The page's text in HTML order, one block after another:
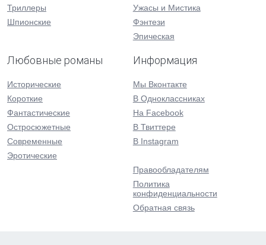
Триллеры
Шпионские
Ужасы и Мистика
Фэнтези
Эпическая
Любовные романы
Исторические
Короткие
Фантастические
Остросюжетные
Современные
Эротические
Информация
Мы Вконтакте
В Одноклассниках
На Facebook
В Твиттере
В Instagram
Правообладателям
Политика
конфиденциальности
Обратная связь